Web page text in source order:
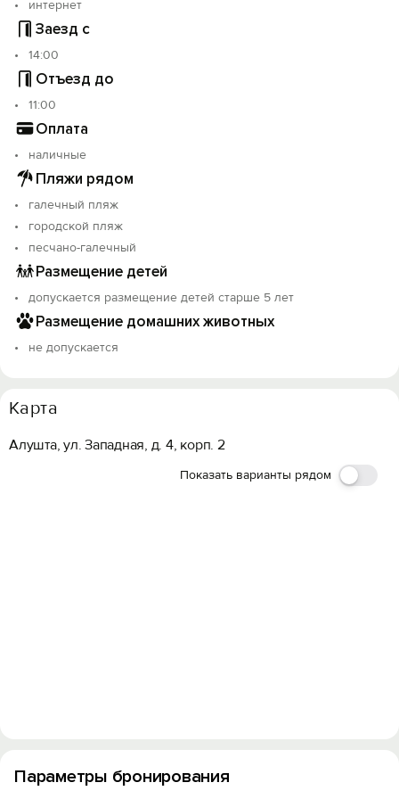
Параметры бронирования
интернет
Заезд с
14:00
Отъезд до
11:00
Оплата
наличные
Пляжи рядом
галечный пляж
городской пляж
песчано-галечный
Размещение детей
допускается размещение детей старше 5 лет
Размещение домашних животных
не допускается
Карта
Алушта, ул. Западная, д. 4, корп. 2
Показать варианты рядом